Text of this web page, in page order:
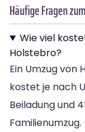
Häufige Fragen
Wie viel
Holstebro?
Ein Umzug
kostet je nach
Beiladung und
Familienumzug.